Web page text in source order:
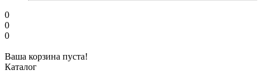
0
0
0
Ваша корзина пуста!
Каталог